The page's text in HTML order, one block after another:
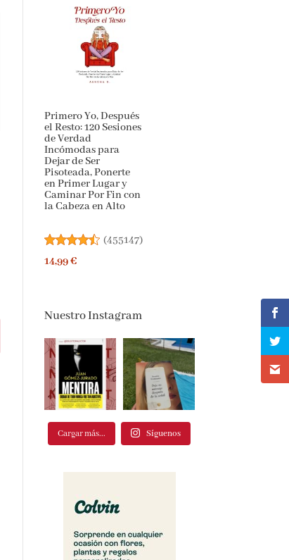
Primero Yo, Después
el Resto: 120 Sesiones
de Verdad
Incómodas para
Dejar de Ser
Pisoteada, Ponerte
en Primer Lugar y
Caminar Por Fin con
la Cabeza en Alto
(455147)
14,99 €
Nuestro Instagram
Cargar más... Síguenos